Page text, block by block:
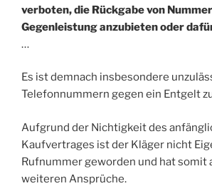
verboten, die Rückgabe von
Gegenleistung anzubieten oder
…
Es ist demnach insbesondere
Telefonnummern gegen ein Entgelt
Aufgrund der Nichtigkeit des
Kaufvertrages ist der Kläger nicht
Rufnummer geworden und hat somit
weiteren Ansprüche.